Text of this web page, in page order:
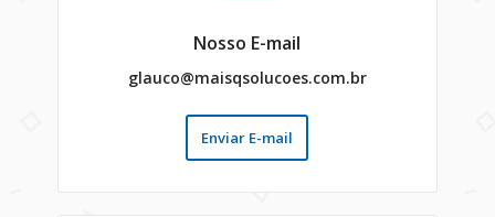
Nosso E-mail
glauco@maisqsolucoes.com.br
Enviar E-mail